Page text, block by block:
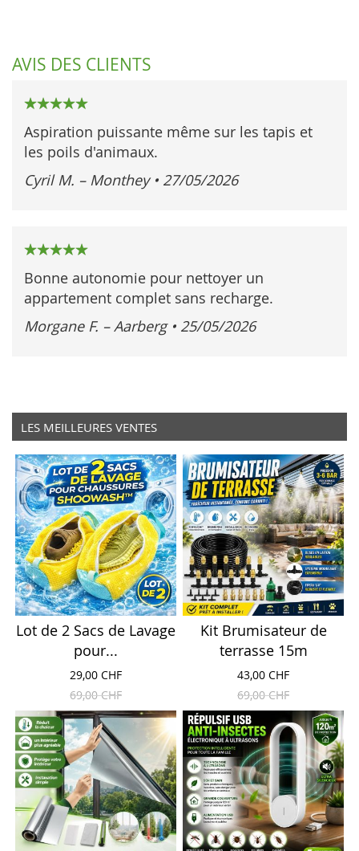
AVIS DES CLIENTS
100%
Aspiration puissante même sur les tapis et
les poils d'animaux.
Cyril M. – Monthey • 27/05/2026
100%
Bonne autonomie pour nettoyer un
appartement complet sans recharge.
Morgane F. – Aarberg • 25/05/2026
LES MEILLEURES VENTES
Lot de 2 Sacs de Lavage
pour...
29,00 CHF
69,00 CHF
Kit Brumisateur de
terrasse 15m
43,00 CHF
69,00 CHF